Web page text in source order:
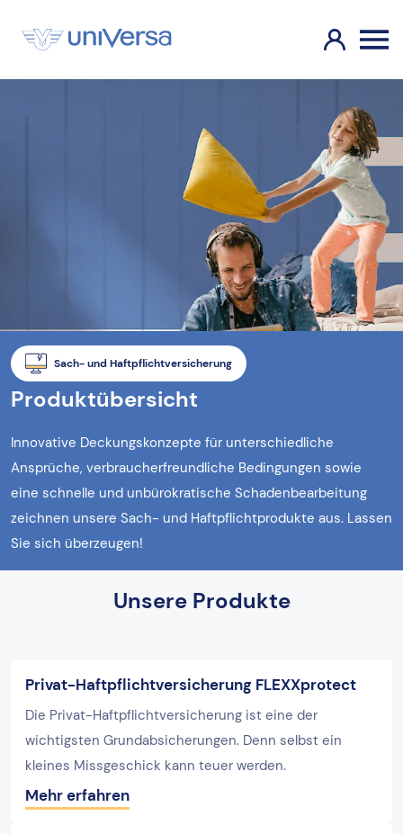
Sach- und Haftpflichtversicherung
Produktübersicht
Innovative Deckungskonzepte für unterschiedliche
Ansprüche, verbraucherfreundliche Bedingungen sowie
eine schnelle und unbürokratische Schadenbearbeitung
zeichnen unsere Sach- und Haftpflichtprodukte aus. Lassen
Sie sich überzeugen!
Unsere Produkte
Privat-Haftpflichtversicherung FLEXXprotect
Die Privat-Haftpflichtversicherung ist eine der
wichtigsten Grundabsicherungen. Denn selbst ein
kleines Missgeschick kann teuer werden.
Mehr erfahren